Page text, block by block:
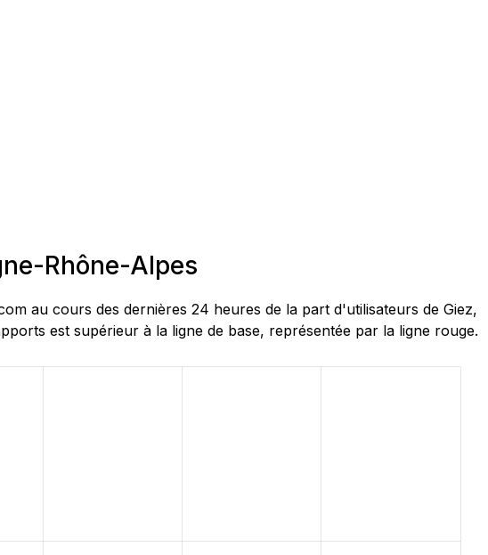
Rhône-Alpes
au cours des dernières 24 heures de la part d'utilisateurs de Giez,
est supérieur à la ligne de base, représentée par la ligne rouge.